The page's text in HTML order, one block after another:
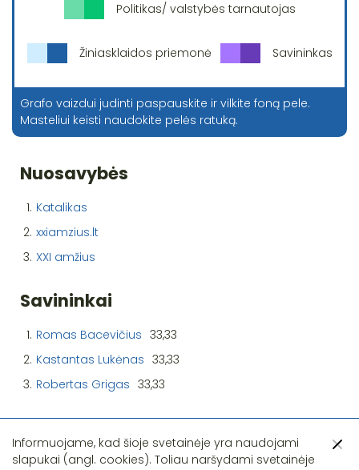
Politikas/ valstybės tarnautojas
Žiniasklaidos priemonė Savininkas
Grafo vaizdui judinti paspauskite ir vilkite foną pele.
Masteliui keisti naudokite pelės ratuką.
Nuosavybės
1. Katalikas
2. xxiamzius.lt
3. XXI amžius
Savininkai
1. Romas Bacevičius 33,33
2. Kastantas Lukėnas 33,33
3. Robertas Grigas 33,33
Informuojame, kad šioje svetainėje yra naudojami
slapukai (angl. cookies). Toliau naršydami svetainėje